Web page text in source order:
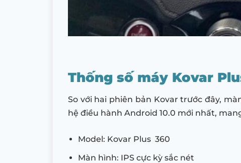
Thống số máy Kovar
So với hai phiên bản Kovar trước đây,
hệ điều hành Android 10.0 mới nhất,
Model: Kovar Plus 360
Màn hình: IPS cực kỳ sắc nét